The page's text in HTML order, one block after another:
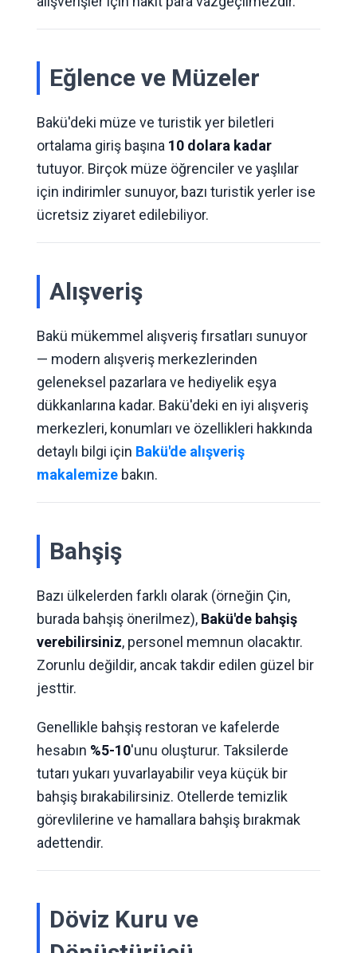
Eğlence ve Müzeler
Bakü'deki müze ve turistik yer biletleri
ortalama giriş başına 10 dolara kadar
tutuyor. Birçok müze öğrenciler ve yaşlılar
için indirimler sunuyor, bazı turistik yerler ise
ücretsiz ziyaret edilebiliyor.
Alışveriş
Bakü mükemmel alışveriş fırsatları sunuyor
— modern alışveriş merkezlerinden
geleneksel pazarlara ve hediyelik eşya
dükkanlarına kadar. Bakü'deki en iyi alışveriş
merkezleri, konumları ve özellikleri hakkında
detaylı bilgi için Bakü'de alışveriş
makalemize bakın.
Bahşiş
Bazı ülkelerden farklı olarak (örneğin Çin,
burada bahşiş önerilmez), Bakü'de bahşiş
verebilirsiniz, personel memnun olacaktır.
Zorunlu değildir, ancak takdir edilen güzel bir
jesttir.
Genellikle bahşiş restoran ve kafelerde
hesabın %5-10'unu oluşturur. Taksilerde
tutarı yukarı yuvarlayabilir veya küçük bir
bahşiş bırakabilirsiniz. Otellerde temizlik
görevlilerine ve hamallara bahşiş bırakmak
adettendir.
Döviz Kuru ve